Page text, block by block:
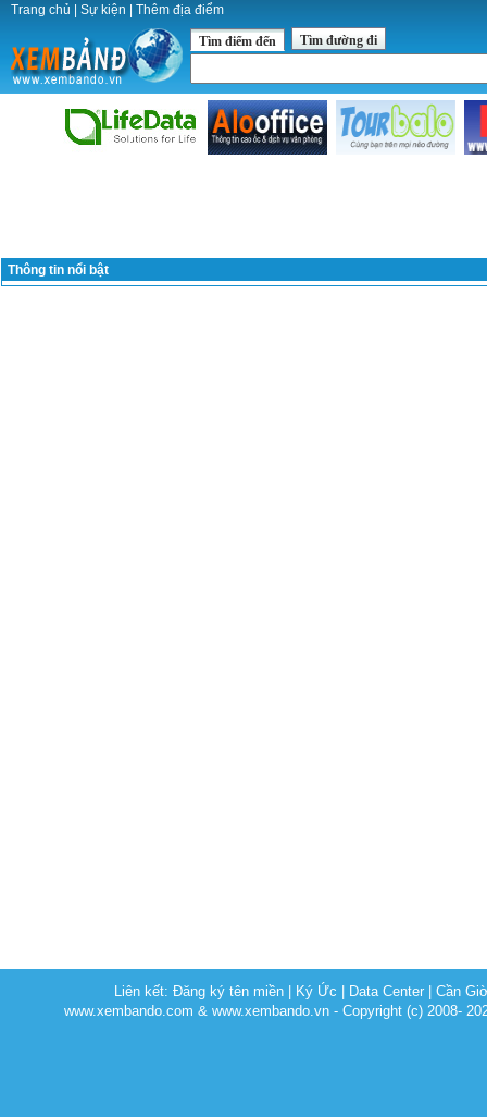
Trang chủ Sự kiện Thêm địa điểm
Tìm điểm đến Tìm đường đi
Thông tin nổi bật
Liên kết:Đăng ký tên miền Ký Ức Data Center |Cần
www.xembando.com & www.xembando.vn - Copyright (c) 2008-